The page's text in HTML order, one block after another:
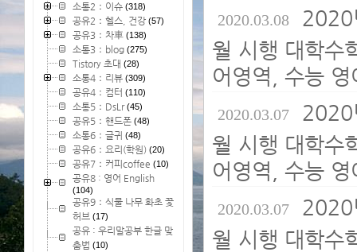
소통2：이슈 (318)
공유2：헬스, 건강 (57)
공유3：차車 (138)
소통3：blog (275)
Tistory 초대 (28)
소통4：리뷰 (309)
공유4：컴터 (110)
소통5：DsLr(45)
공유5：핸드폰 (48)
소통6：글귀 (48)
공유6：요리(학원) (20)
공유7：커피coffee (10)
공유8 : 영어 English
(104)
공유9：식물 나무 화초 꽃
허브 (17)
공유 : 우리말공부 한글 맞
춤법 (10)
2020.03.08 2020
월 시행 대학수
어영역, 수능
2020.03.07 2020
월 시행 대학수
어영역, 수능
2020.03.07 2020
월 시행 대학수